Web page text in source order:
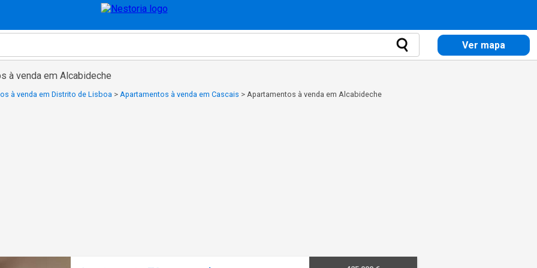
Ver mapa
à venda em Alcabideche
à venda em Distrito de Lisboa > Apartamentos à venda em Cascais > Apartamentos à venda em Alcabideche